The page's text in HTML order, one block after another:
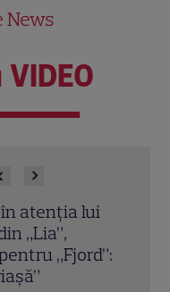
News
Mungiu
recorduri în
în